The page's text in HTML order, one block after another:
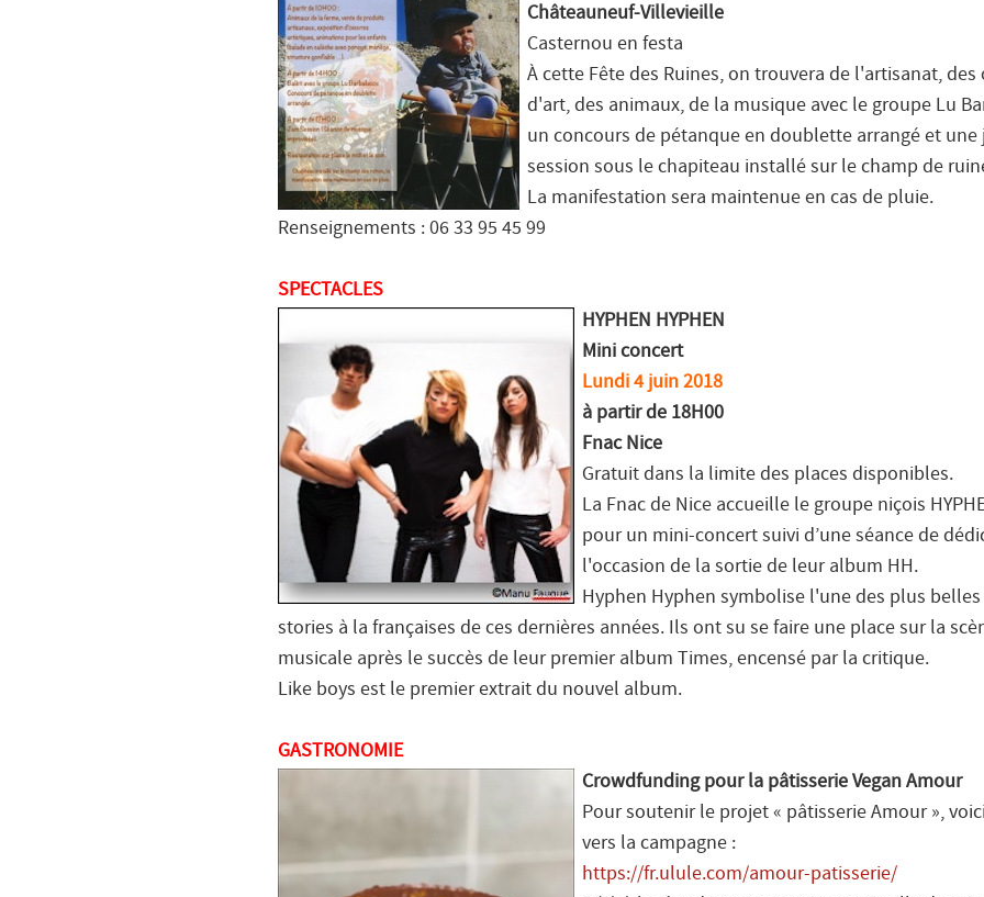
Châteauneuf-Villevieille
Casternou en festa
À cette Fête des Ruines, on trouvera de l'artisanat, des
d'art, des animaux, de la musique avec le groupe Lu
un concours de pétanque en doublette arrangé et une
session sous le chapiteau installé sur le champ de
La manifestation sera maintenue en cas de pluie.
Renseignements : 06 33 95 45 99
SPECTACLES
HYPHEN HYPHEN
Mini concert
Lundi 4 juin 2018
à partir de 18H00
Fnac Nice
Gratuit dans la limite des places disponibles.
La Fnac de Nice accueille le groupe niçois
pour un mini-concert suivi d’une séance de
l'occasion de la sortie de leur album HH.
Hyphen Hyphen symbolise l'une des plus belles
stories à la françaises de ces dernières années. Ils ont su se faire une place sur la
musicale après le succès de leur premier album Times, encensé par la critique.
Like boys est le premier extrait du nouvel album.
GASTRONOMIE
Crowdfunding pour la pâtisserie Vegan Amour
Pour soutenir le projet « pâtisserie Amour »,
vers la campagne :
https://fr.ulule.com/amour-patisserie/